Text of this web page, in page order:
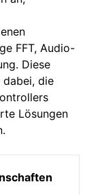
FFT, Audio-
Diese
dabei, die
Lösungen